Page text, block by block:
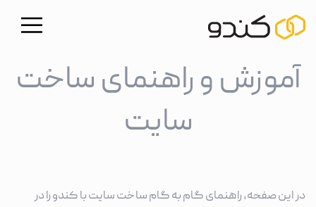
آموزش و راهنمای ساخت
سایت
در این صفحه، راهنمای گام به گام ساخت سایت با کندو را در